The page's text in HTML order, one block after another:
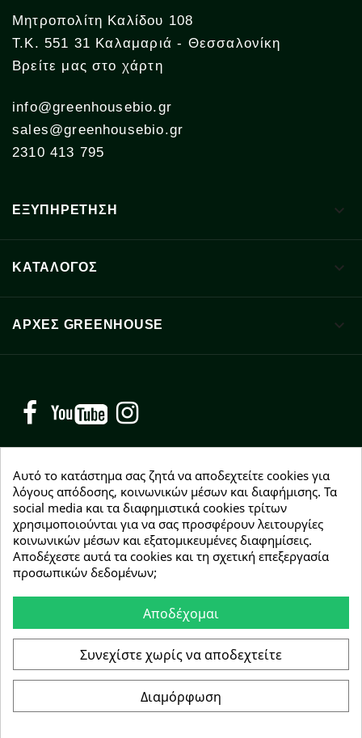
Μητροπολίτη Καλίδου 108
Τ.Κ. 551 31 Καλαμαριά - Θεσσαλονίκη
Βρείτε μας στο χάρτη
info@greenhousebio.gr
sales@greenhousebio.gr
2310 413 795
ΕΞΥΠΗΡΕΤΗΣΗ 
ΚΑΤΑΛΟΓΟΣ 
ΑΡΧΈΣ GREENHOUSE 
Facebook YouTube
NEWSLETTER
Εγγραφείτε δωρεάν και θα είστε οι πρώτοι που θα
λάβετε τα νέα μας γύρω από προσφορές, εκπτώσεις
και νέα προϊόντα.
Συμφωνώ με τουςόρους χρήσης
Copyright © 2026 Greenhousebio
Αυτό το κατάστημα σας ζητά να αποδεχτείτε cookies για
λόγους απόδοσης, κοινωνικών μέσων και διαφήμισης. Τα
social media και τα διαφημιστικά cookies τρίτων
χρησιμοποιούνται για να σας προσφέρουν λειτουργίες
κοινωνικών μέσων και εξατομικευμένες διαφημίσεις.
Αποδέχεστε αυτά τα cookies και τη σχετική επεξεργασία
προσωπικών δεδομένων;
Αποδέχομαι
Συνεχίστε χωρίς να αποδεχτείτε
Διαμόρφωση